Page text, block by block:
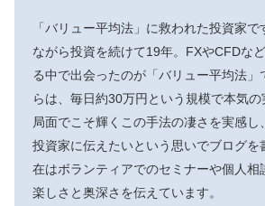
「バリュー平均法」に救われた投資家
ながら投資を続けて19年。FXやCFDな
る中で出会ったのが「バリュー平均法」
らは、毎日約30万円という規模で本気
局面でこそ輝くこの手法の凄さを実感し
投資家に伝えたいという思いでブログを
在はボランティアでのセミナーや個人相
楽しさと奥深さを伝えています。